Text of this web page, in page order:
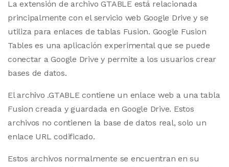
La extensión de archivo GTABLE está relacionada
principalmente con el servicio web Google Drive y se
utiliza para enlaces de tablas Fusion. Google Fusion
Tables es una aplicación experimental que se puede
conectar a Google Drive y permite a los usuarios crear
bases de datos.
El archivo .GTABLE contiene un enlace web a una tabla
Fusion creada y guardada en Google Drive. Estos
archivos no contienen la base de datos real, solo un
enlace URL codificado.
Estos archivos normalmente se encuentran en su